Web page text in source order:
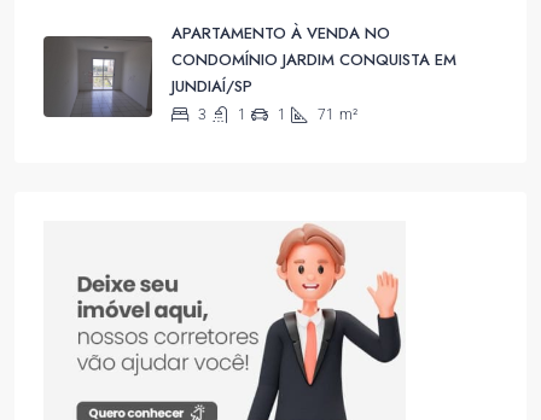
APARTAMENTO À VENDA NO
CONDOMÍNIO JARDIM CONQUISTA EM
JUNDIAÍ/SP
3 1 1 71 m²